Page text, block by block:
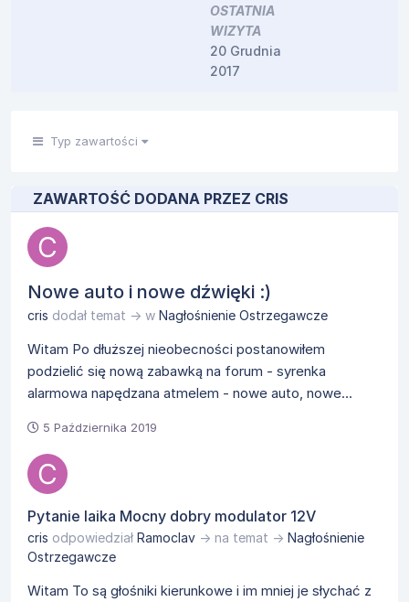
OSTATNIA
WIZYTA
20 Grudnia
2017
Typ zawartości
ZAWARTOŚĆ DODANA PRZEZ CRIS
Nowe auto i nowe dźwięki :)
cris dodał temat → w Nagłośnienie Ostrzegawcze
Witam Po dłuższej nieobecności postanowiłem
podzielić się nową zabawką na forum - syrenka
alarmowa napędzana atmelem - nowe auto, nowe...
5 Października 2019
Pytanie laika Mocny dobry modulator 12V
cris odpowiedział Ramoclav → na temat → Nagłośnienie
Ostrzegawcze
Witam To są głośniki kierunkowe i im mniej je słychać z